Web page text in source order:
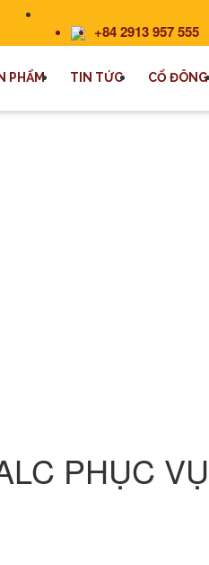
+84 2913 957 555
PHẨM TIN TỨC CỔ ĐÔNG
PHỤC VỤ